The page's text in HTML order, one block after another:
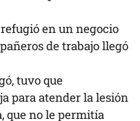
en un negocio
de trabajo llegó
tuvo que
para atender la lesión
que no le permitía